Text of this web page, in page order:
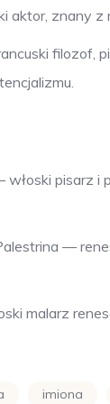
aktor, znany z
filozof,
pisarz i
—
malarz
imiona